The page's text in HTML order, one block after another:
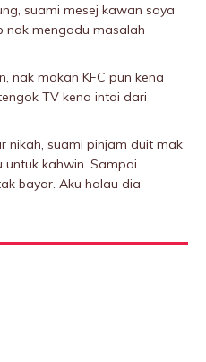
suami mesej kawan saya
nak mengadu masalah
nak makan KFC pun kena
TV kena intai dari
nikah, suami pinjam duit mak
untuk kahwin. Sampai
bayar. Aku halau dia